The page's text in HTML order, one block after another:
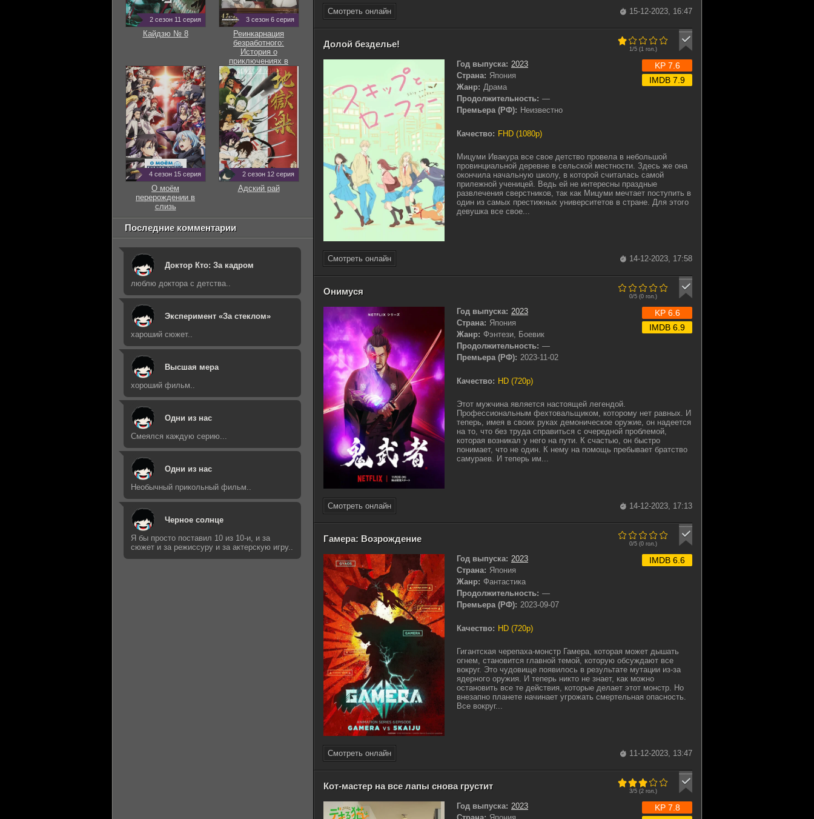
Смотреть онлайн 15-12-2023, 16:47
Долой безделье!
1/5 (1гол.)
Год выпуска: 2023
Страна: Япония
Жанр: Драма
Продолжительность: —
Премьера (РФ): Неизвестно
Качество: FHD (1080p)
KP 7.6
IMDB 7.9
Мицуми Ивакура все свое детство провела в небольшой
провинциальной деревне в сельской местности. Здесь же она
окончила начальную школу, в которой считалась самой
прилежной ученицей. Ведь ей не интересны праздные
развлечения сверстников, так как Мицуми мечтает поступить в
один из самых престижных университетов в стране. Для этого
девушка все свое...
Смотреть онлайн 14-12-2023, 17:58
Онимуся
0/5 (0гол.)
Год выпуска: 2023
Страна: Япония
Жанр: Фэнтези, Боевик
Продолжительность: —
Премьера (РФ): 2023-11-02
Качество: HD (720p)
KP 6.6
IMDB 6.9
Этот мужчина является настоящей легендой.
Профессиональным фехтовальщиком, которому нет равных. И
теперь, имея в своих руках демоническое оружие, он надеется
на то, что без труда справиться с очередной проблемой,
которая возникал у него на пути. К счастью, он быстро
понимает, что не один. К нему на помощь пребывает братство
самураев. И теперь им...
Смотреть онлайн 14-12-2023, 17:13
Гамера: Возрождение
0/5 (0гол.)
Год выпуска: 2023
Страна: Япония
Жанр: Фантастика
Продолжительность: —
Премьера (РФ): 2023-09-07
Качество: HD (720p)
IMDB 6.6
Гигантская черепаха-монстр Гамера, которая может дышать
огнем, становится главной темой, которую обсуждают все
вокруг. Это чудовище появилось в результате мутации из-за
ядерного оружия. И теперь никто не знает, как можно
остановить все те действия, которые делает этот монстр. Но
внезапно планете начинает угрожать смертельная опасность.
Все вокруг...
Смотреть онлайн 11-12-2023, 13:47
Кот-мастер на все лапы снова грустит
3/5 (2гол.)
Год выпуска: 2023
KP 7.8
2 сезон 11 серия
Кайдзю № 8
3 сезон 6 серия
Реинкарнация
безработного:
История о
приключениях в
другом мире
4 сезон 15 серия
О моём
перерождении в
слизь
2 сезон 12 серия
Адский рай
Последние комментарии
Доктор Кто: За кадром
люблю доктора с детства..
Эксперимент «За стеклом»
хароший сюжет..
Высшая мера
хороший фильм..
Одни из нас
Смеялся каждую серию...
Одни из нас
Необычный прикольный фильм..
Черное солнце
Я бы просто поставил 10 из 10-и, и за
сюжет и за режиссуру и за актерскую игру..